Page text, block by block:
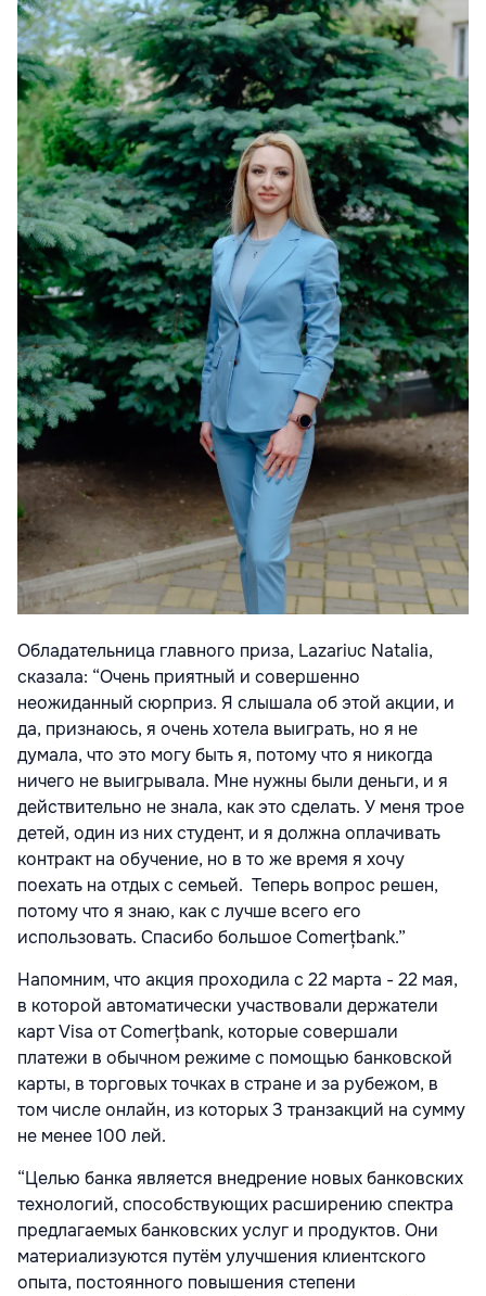
Обладательница главного приза, Lazariuc Natalia,
сказала: “Очень приятный и совершенно
неожиданный сюрприз. Я слышала об этой акции, и
да, признаюсь, я очень хотела выиграть, но я не
думала, что это могу быть я, потому что я никогда
ничего не выигрывала. Мне нужны были деньги, и я
действительно не знала, как это сделать. У меня трое
детей, один из них студент, и я должна оплачивать
контракт на обучение, но в то же время я хочу
поехать на отдых с семьей. Теперь вопрос решен,
потому что я знаю, как с лучше всего его
использовать. Спасибо большое Comerțbank.”
Напомним, что акция проходила с 22 марта - 22 мая,
в которой автоматически участвовали держатели
карт Visa от Comerțbank, которые совершали
платежи в обычном режиме с помощью банковской
карты, в торговых точках в стране и за рубежом, в
том числе онлайн, из которых 3 транзакций на сумму
не менее 100 лей.
“Целью банка является внедрение новых банковских
технологий, способствующих расширению спектра
предлагаемых банковских услуг и продуктов. Они
материализуются путём улучшения клиентского
опыта, постоянного повышения степени